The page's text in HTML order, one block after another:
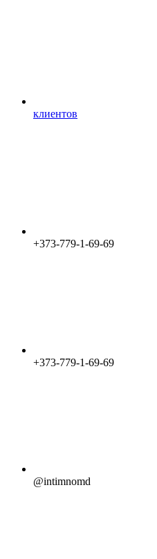
клиентов
+373-779-1-69-69
+373-779-1-69-69
@intimnomd